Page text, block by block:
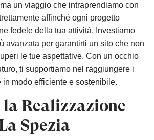
un viaggio che intraprendiamo con
affinché ogni progetto
fedele della tua attività. Investiamo
avanzata per garantirti un sito che non
le tue aspettative. Con un occhio
ti supportiamo nel raggiungere i
modo efficiente e sostenibile.
la Realizzazione
Spezia